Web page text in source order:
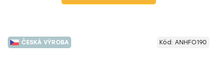
ČESKÁ VÝROBA Kód: ANHFO190